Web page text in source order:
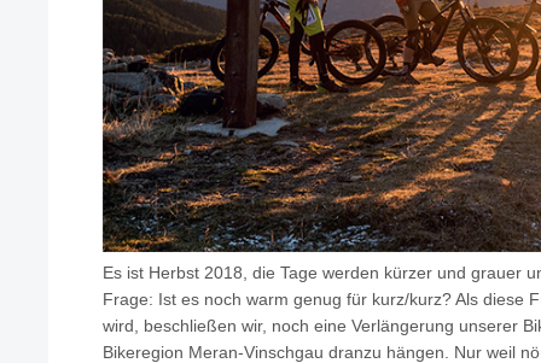
Es ist Herbst 2018, die Tage werden kürzer und grauer
Frage: Ist es noch warm genug für kurz/kurz? Als diese
wird, beschließen wir, noch eine Verlängerung unserer
Bikeregion Meran-Vinschgau dranzu hängen. Nur weil